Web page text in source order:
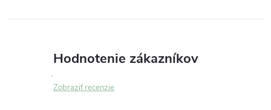
Hodnotenie zákazníkov
Zobraziť recenzie